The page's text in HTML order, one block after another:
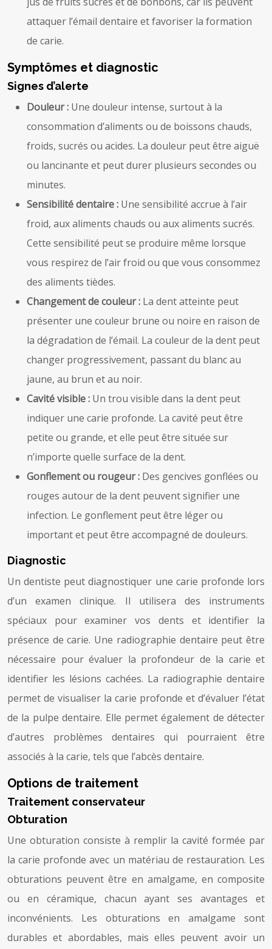
attaquer l’émail dentaire et favoriser la formation
de carie.
Symptômes et diagnostic
Signes d’alerte
Douleur : Une douleur intense, surtout à la
consommation d’aliments ou de boissons chauds,
froids, sucrés ou acides. La douleur peut être aiguë
ou lancinante et peut durer plusieurs secondes ou
minutes.
Sensibilité dentaire : Une sensibilité accrue à l’air
froid, aux aliments chauds ou aux aliments sucrés.
Cette sensibilité peut se produire même lorsque
vous respirez de l’air froid ou que vous consommez
des aliments tièdes.
Changement de couleur : La dent atteinte peut
présenter une couleur brune ou noire en raison de
la dégradation de l’émail. La couleur de la dent peut
changer progressivement, passant du blanc au
jaune, au brun et au noir.
Cavité visible : Un trou visible dans la dent peut
indiquer une carie profonde. La cavité peut être
petite ou grande, et elle peut être située sur
n’importe quelle surface de la dent.
Gonflement ou rougeur : Des gencives gonflées ou
rouges autour de la dent peuvent signifier une
infection. Le gonflement peut être léger ou
important et peut être accompagné de douleurs.
Diagnostic
Un dentiste peut diagnostiquer une carie profonde lors
d’un examen clinique. Il utilisera des instruments
spéciaux pour examiner vos dents et identifier la
présence de carie. Une radiographie dentaire peut être
nécessaire pour évaluer la profondeur de la carie et
identifier les lésions cachées. La radiographie dentaire
permet de visualiser la carie profonde et d’évaluer l’état
de la pulpe dentaire. Elle permet également de détecter
d’autres problèmes dentaires qui pourraient être
associés à la carie, tels que l’abcès dentaire.
Options de traitement
Traitement conservateur
Obturation
Une obturation consiste à remplir la cavité formée par
la carie profonde avec un matériau de restauration. Les
obturations peuvent être en amalgame, en composite
ou en céramique, chacun ayant ses avantages et
inconvénients. Les obturations en amalgame sont
durables et abordables, mais elles peuvent avoir un